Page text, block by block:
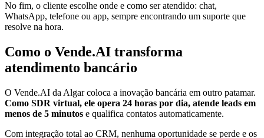
No fim, o cliente escolhe onde e como ser atendido: chat,
WhatsApp, telefone ou app, sempre encontrando um suporte que
resolve na hora.
Como o Vende.AI transforma
atendimento bancário
O Vende.AI da Algar coloca a inovação bancária em outro patamar.
Como SDR virtual, ele opera 24 horas por dia, atende leads em
menos de 5 minutos e qualifica contatos automaticamente.
Com integração total ao CRM, nenhuma oportunidade se perde e os